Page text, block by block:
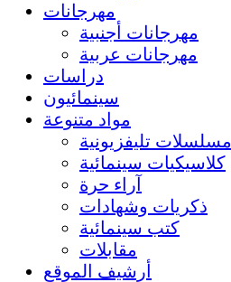
مهرجانات
مهرجانات أجنبية
مهرجانات عربية
دراسات
سينمائيون
مواد متنوعة
مسلسلات تليفزيونية
كلاسيكيات سينمائية
آراء حرة
ذكريات وشهادات
كتب سينمائية
مقابلات
أرشيف الموقع